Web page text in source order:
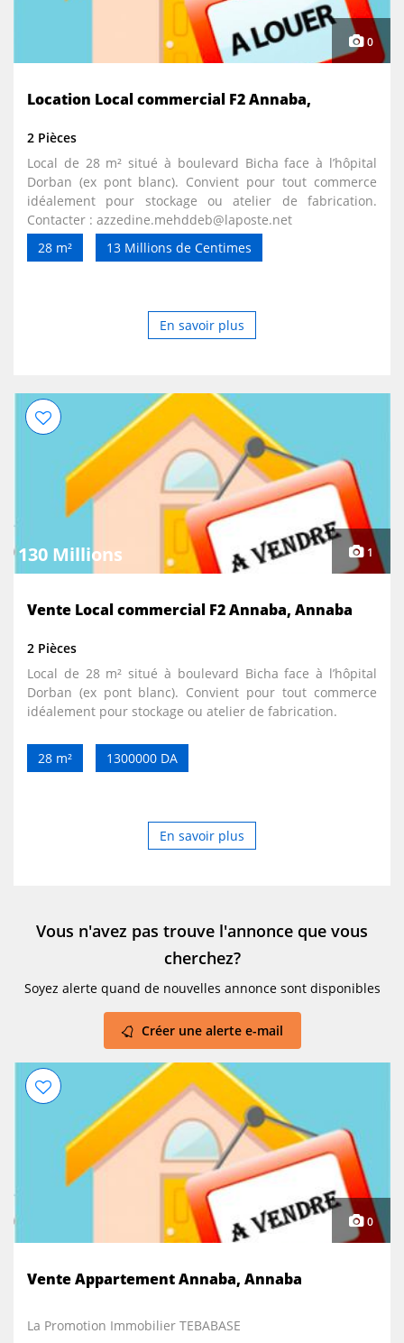
0
Location Local commercial F2 Annaba,
2 Pièces
Local de 28 m² situé à boulevard Bicha face à l’hôpital
Dorban (ex pont blanc). Convient pour tout commerce
idéalement pour stockage ou atelier de fabrication.
Contacter : azzedine.mehddeb@laposte.net
28 m²
13 Millions de Centimes
En savoir plus
130 Millions 1
Vente Local commercial F2 Annaba, Annaba
2 Pièces
Local de 28 m² situé à boulevard Bicha face à l’hôpital
Dorban (ex pont blanc). Convient pour tout commerce
idéalement pour stockage ou atelier de fabrication.
28 m² 1300000 DA
En savoir plus
Vous n'avez pas trouve l'annonce que vous
cherchez?
Soyez alerte quand de nouvelles annonce sont disponibles
Créer une alerte e-mail
0
Vente Appartement Annaba, Annaba
La Promotion Immobilier TEBABASE